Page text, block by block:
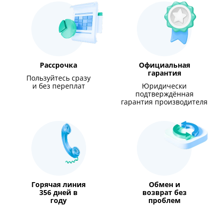
Рассрочка
Пользуйтесь сразу
и без переплат
Официальная
гарантия
Юридически
подтверждённая
гарантия производителя
Горячая линия
356 дней в
году
Обмен и
возврат без
проблем